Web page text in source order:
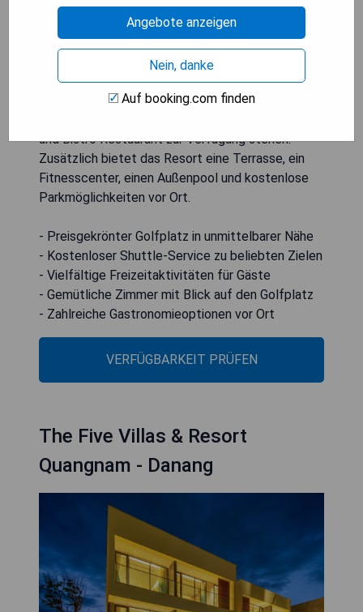
Golfplatz sowie einen Flachbild-Kabel-TV. Die en-
suite Badezimmer sind mit Duscheinrichtungen,
Hausschuhen und Haartrockner ausgestattet. Im
Birdies Restaurant wird ein kontinentaler oder
asiatischer Frühstück serviert, während auch
und Bistro Restaurant zur Verfügung stehen.
Zusätzlich bietet das Resort eine Terrasse, ein
Fitnesscenter, einen Außenpool und kostenlose
Parkmöglichkeiten vor Ort.
- Preisgekrönter Golfplatz in unmittelbarer Nähe
- Kostenloser Shuttle-Service zu beliebten Zielen
- Vielfältige Freizeitaktivitäten für Gäste
- Gemütliche Zimmer mit Blick auf den Golfplatz
- Zahlreiche Gastronomieoptionen vor Ort
VERFÜGBARKEIT PRÜFEN
The Five Villas & Resort
Quangnam - Danang
Angebote anzeigen
Nein, danke
Auf booking.com finden